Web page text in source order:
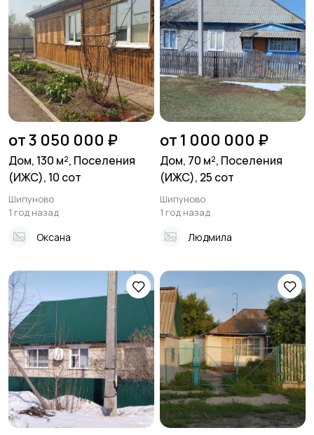
от 3 050 000 ₽
Дом, 130 м², Поселения
(ИЖС), 10 сот
Шипуново
1 год назад
Оксана
от 1 000 000 ₽
Дом, 70 м², Поселения
(ИЖС), 25 сот
Шипуново
1 год назад
Людмила